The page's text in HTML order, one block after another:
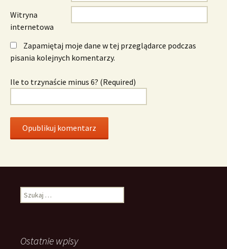
Witryna
internetowa
Zapamiętaj moje dane w tej przeglądarce podczas
pisania kolejnych komentarzy.
Ile to trzynaście minus 6? (Required)
Szukaj:
Ostatnie wpisy